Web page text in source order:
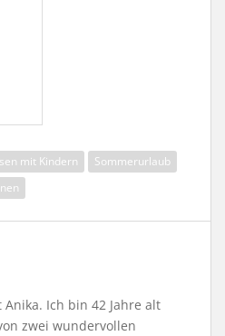
mit Kindern
Sommerurlaub
Ich bin 42 Jahre alt
zwei wundervollen